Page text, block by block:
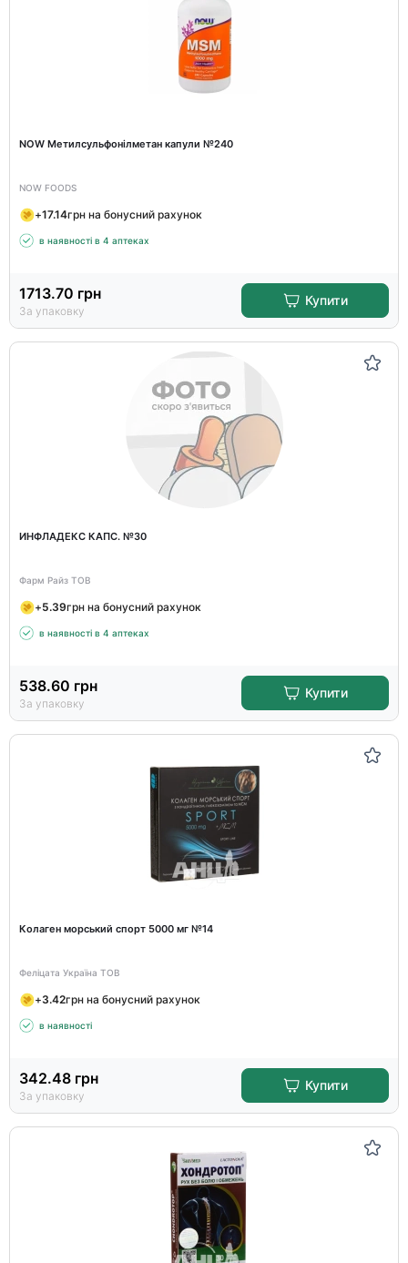
NOW Метилсульфонілметан капули №240
NOW FOODS
+17.14грн на бонусний рахунок
в наявності в 4 аптеках
1713.70 грн
За упаковку
Купити
ИНФЛАДЕКС КАПС. №30
Фарм Райз ТОВ
+5.39грн на бонусний рахунок
в наявності в 4 аптеках
538.60 грн
За упаковку
Купити
Колаген морський спорт 5000 мг №14
Феліцата Україна ТОВ
+3.42грн на бонусний рахунок
в наявності
342.48 грн
За упаковку
Купити